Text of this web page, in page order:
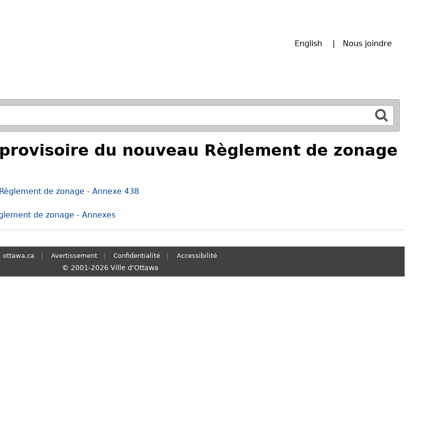
English Nous joindre
du nouveau Règlement de zonage
de zonage - Annexe 438
de zonage - Annexes
ottawa.ca Avertissement Confidentialité Accessibilité
© 2001-2026 Ville d'Ottawa